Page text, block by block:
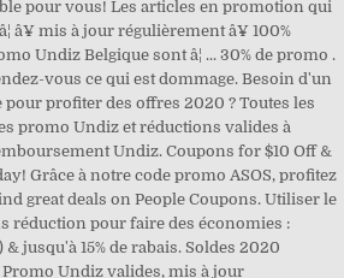
pour vous! Les articles en promotion qui
â¥ mis à jour régulièrement â¥ 100%
Undiz Belgique sont â¦ ... 30% de promo .
vous ce qui est dommage. Besoin d'un
profiter des offres 2020 ? Toutes les
promo Undiz et réductions valides à
Undiz. Coupons for $10 Off &
Grâce à notre code promo ASOS, profitez
great deals on People Coupons. Utiliser le
réduction pour faire des économies :
jusqu'à 15% de rabais. Soldes 2020
Promo Undiz valides, mis à jour